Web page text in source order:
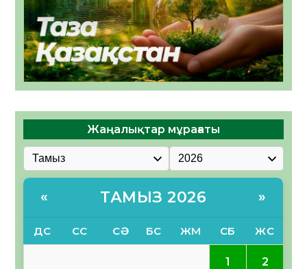
Жаңалықтар мұрағаты
« ТАМЫЗ 2026 »
ДС СС СӘ БС ЖМ СБ ЖС
1 2